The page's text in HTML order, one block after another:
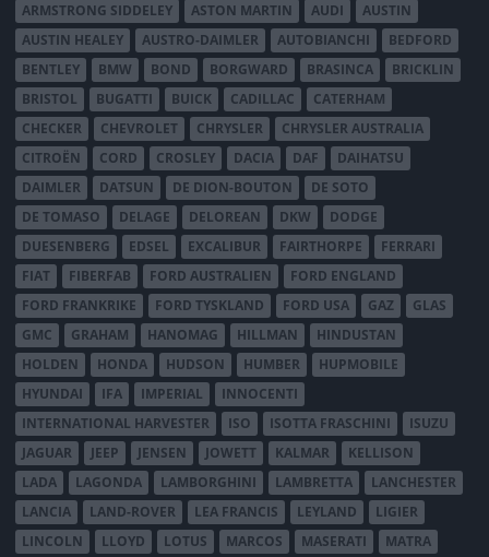
ARMSTRONG SIDDELEY
ASTON MARTIN AUDI
AUSTIN
AUSTIN HEALEY
AUSTRO-DAIMLER AUTOBIANCHI
BEDFORD
BENTLEY
BMW BOND BORGWARD BRASINCA
BRICKLIN
BRISTOL
BUGATTI BUICK CADILLAC
CATERHAM
CHECKER
CHEVROLET CHRYSLER
CHRYSLER AUSTRALIA
CITROËN
CORD CROSLEY DACIA DAF
DAIHATSU
DAIMLER
DATSUN DE DION-BOUTON
DE SOTO
DE TOMASO
DELAGE DELOREAN DKW
DODGE
DUESENBERG
EDSEL EXCALIBUR FAIRTHORPE
FERRARI
FIAT
FIBERFAB FORD AUSTRALIEN
FORD ENGLAND
FORD FRANKRIKE
FORD TYSKLAND FORD USA GAZ
GLAS
GMC
GRAHAM HANOMAG HILLMAN
HINDUSTAN
HOLDEN
HONDA HUDSON HUMBER
HUPMOBILE
HYUNDAI
IFA IMPERIAL
INNOCENTI
INTERNATIONAL HARVESTER
ISO ISOTTA FRASCHINI
ISUZU
JAGUAR
JEEP JENSEN JOWETT KALMAR
KELLISON
LADA
LAGONDA LAMBORGHINI LAMBRETTA
LANCHESTER
LANCIA
LAND-ROVER LEA FRANCIS LEYLAND
LIGIER
LINCOLN
LLOYD LOTUS MARCOS MASERATI
MATRA